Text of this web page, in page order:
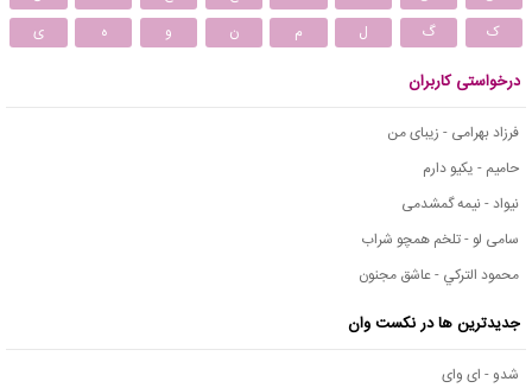
ک
گ ل م ن و ه ی
درخواستی کاربران
فرزاد بهرامی - زیبای من
حامیم - یکیو دارم
نیواد - نیمه گمشدمی
سامی لو - تلخم همچو شراب
محمود التركي - عاشق مجنون
جدیدترین ها در نکست وان
شدو - ای وای